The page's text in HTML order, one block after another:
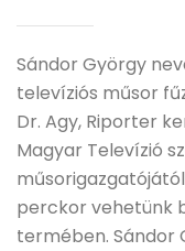
Sándor György
televíziós műsor
Dr. Agy, Riporter
Magyar Televízió
műsorigazgatójától
perckor vehetünk
termében. Sándor